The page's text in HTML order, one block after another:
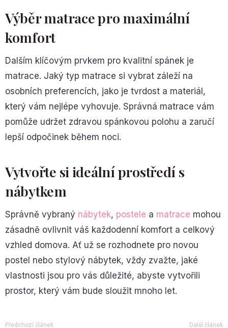
Výběr matrace pro maximální
komfort
Dalším klíčovým prvkem pro kvalitní spánek je
matrace. Jaký typ matrace si vybrat záleží na
osobních preferencích, jako je tvrdost a materiál,
který vám nejlépe vyhovuje. Správná matrace vám
pomůže udržet zdravou spánkovou polohu a zaručí
lepší odpočinek během noci.
Vytvořte si ideální prostředí s
nábytkem
Správně vybraný nábytek, postele a matrace mohou
zásadně ovlivnit váš každodenní komfort a celkový
vzhled domova. Ať už se rozhodnete pro novou
postel nebo stylový nábytek, vždy zvažte, jaké
vlastnosti jsou pro vás důležité, abyste vytvořili
prostor, který vám bude sloužit mnoho let.
Předchozí článek Další článek